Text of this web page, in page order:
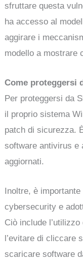
sfruttare questa
ha accesso al
aggirare i
modello a mostrare
Come proteggersi
Per proteggersi da
il proprio sistema
patch di sicurezza.
software antivirus e
aggiornati.
Inoltre, è
cybersecurity e
Ciò include l’utilizzo
l’evitare di cliccare
scaricare software